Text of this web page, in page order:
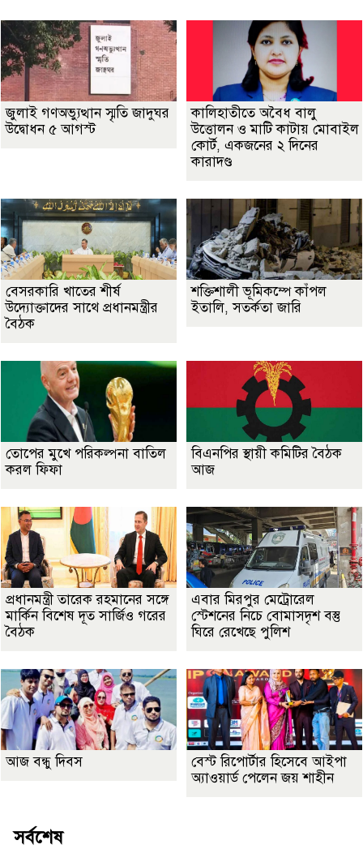
জুলাই গণঅভ্যুত্থান স্মৃতি জাদুঘর
উদ্বোধন ৫ আগস্ট
কালিহাতীতে অবৈধ বালু
উত্তোলন ও মাটি কাটায় মোবাইল
কোর্ট, একজনের ২ দিনের
কারাদণ্ড
বেসরকারি খাতের শীর্ষ
উদ্যোক্তাদের সাথে প্রধানমন্ত্রীর
বৈঠক
শক্তিশালী ভূমিকম্পে কাঁপল
ইতালি, সতর্কতা জারি
তোপের মুখে পরিকল্পনা বাতিল
করল ফিফা
বিএনপির স্থায়ী কমিটির বৈঠক
আজ
প্রধানমন্ত্রী তারেক রহমানের সঙ্গে
মার্কিন বিশেষ দূত সার্জিও গরের
বৈঠক
এবার মিরপুর মেট্রোরেল
স্টেশনের নিচে বোমাসদৃশ বস্তু
ঘিরে রেখেছে পুলিশ
আজ বন্ধু দিবস
বেস্ট রিপোর্টার হিসেবে আইপা
অ্যাওয়ার্ড পেলেন জয় শাহীন
সর্বশেষ